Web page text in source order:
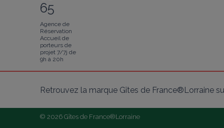
65
Agence de
Réservation
Accueil de
porteurs de
projet 7/7j de
9h à 20h
Retrouvez la marque Gîtes de France®Lorraine
© 2026 Gîtes de France®Lorraine